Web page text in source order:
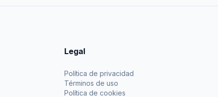
Legal
Política de privacidad
Términos de uso
Política de cookies